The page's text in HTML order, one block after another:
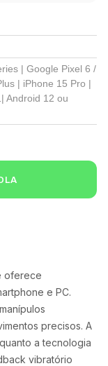
oferece
e PC.
precisos. A
a tecnologia
vibratório
| Google Pixel 6 /
| iPhone 15 Pro |
Android 12 ou